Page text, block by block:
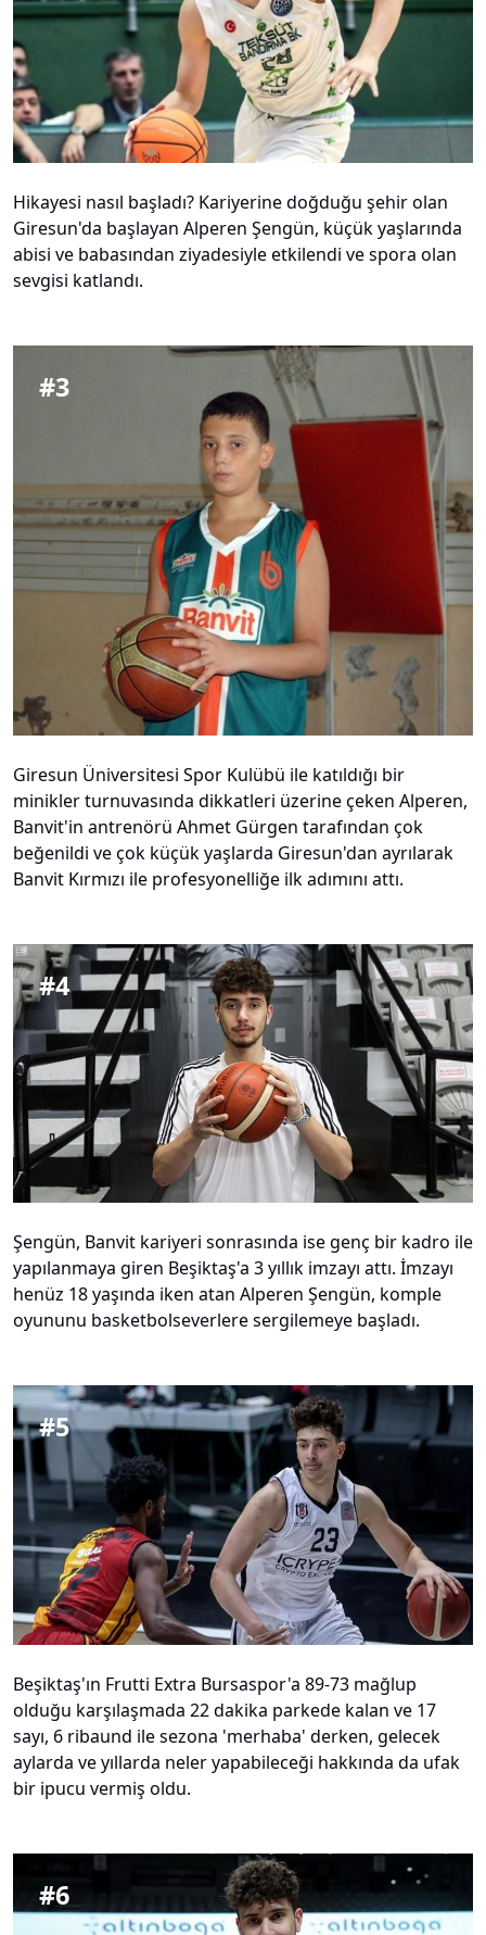
Hikayesi nasıl başladı? Kariyerine doğduğu şehir olan
Giresun'da başlayan Alperen Şengün, küçük yaşlarında
abisi ve babasından ziyadesiyle etkilendi ve spora olan
sevgisi katlandı.
#3
Giresun Üniversitesi Spor Kulübü ile katıldığı bir
minikler turnuvasında dikkatleri üzerine çeken Alperen,
Banvit'in antrenörü Ahmet Gürgen tarafından çok
beğenildi ve çok küçük yaşlarda Giresun'dan ayrılarak
Banvit Kırmızı ile profesyonelliğe ilk adımını attı.
#4
Şengün, Banvit kariyeri sonrasında ise genç bir kadro ile
yapılanmaya giren Beşiktaş'a 3 yıllık imzayı attı. İmzayı
henüz 18 yaşında iken atan Alperen Şengün, komple
oyununu basketbolseverlere sergilemeye başladı.
#5
Beşiktaş'ın Frutti Extra Bursaspor'a 89-73 mağlup
olduğu karşılaşmada 22 dakika parkede kalan ve 17
sayı, 6 ribaund ile sezona 'merhaba' derken, gelecek
aylarda ve yıllarda neler yapabileceği hakkında da ufak
bir ipucu vermiş oldu.
#6